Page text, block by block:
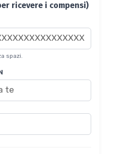
ricevere i compensi)
spazi.